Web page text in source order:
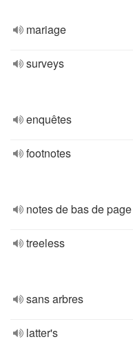
mariage
surveys
enquêtes
footnotes
notes de bas de page
treeless
sans arbres
latter's